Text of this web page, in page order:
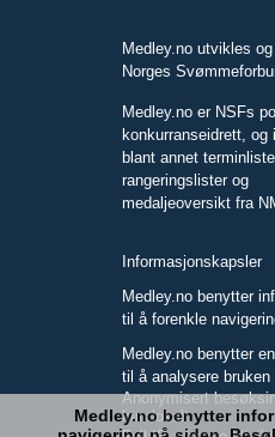
Medley.no utvikles
Norges
Medley.no er NSFs
konkurranseidrett, og
blant annet
rangeringslister og
medaljeoversikt fra
Informasjonskapsler
Medley.no benytter
til å forenkle
Medley.no benytter
til å analysere bruken
Anonymisert
kun lokalt.
Medley.no benytter